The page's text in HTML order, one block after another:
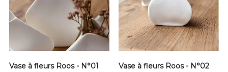
Vase à fleurs Roos - N°01
Vase à fleurs Roos - N°02